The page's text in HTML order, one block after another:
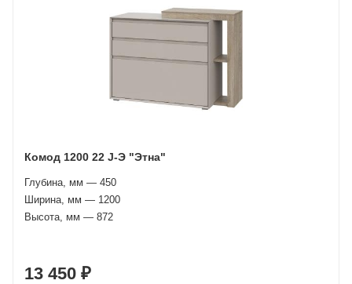
Комод 1200 22 J-Э "Этна"
Глубина, мм — 450
Ширина, мм — 1200
Высота, мм — 872
13 450 ₽